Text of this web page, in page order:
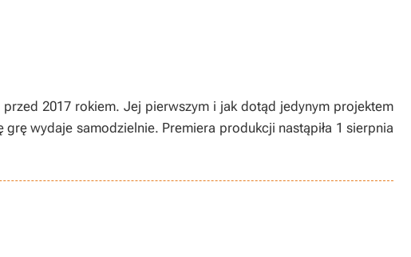
2017 rokiem. Jej pierwszym i jak dotąd jedynym projektem
wydaje samodzielnie. Premiera produkcji nastąpiła 1 sierpnia